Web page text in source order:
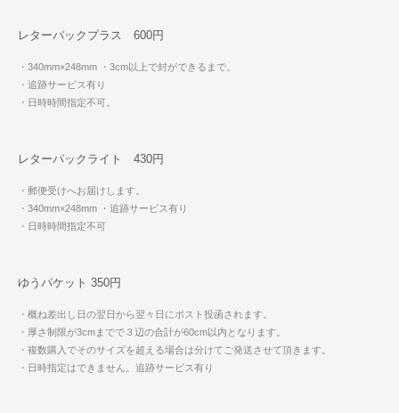
レターパックプラス 600円
・340mm×248mm ・3cm以上で封ができるまで。
・追跡サービス有り
・日時時間指定不可。
レターパックライト 430円
・郵便受けへお届けします。
・340mm×248mm ・追跡サービス有り
・日時時間指定不可
ゆうパケット 350円
・概ね差出し日の翌日から翌々日にポスト投函されます。
・厚さ制限が3cmまでで３辺の合計が60cm以内となります。
・複数購入でそのサイズを超える場合は分けてご発送させて頂きます。
・日時指定はできません。追跡サービス有り